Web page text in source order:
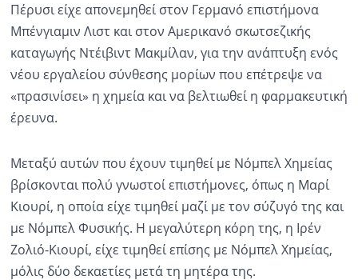
Πέρυσι είχε απονεμηθεί στον Γερμανό επιστήμονα
Μπένγιαμιν Λιστ και στον Αμερικανό σκωτσεζικής
καταγωγής Ντέιβιντ Μακμίλαν, για την ανάπτυξη ενός
νέου εργαλείου σύνθεσης μορίων που επέτρεψε να
«πρασινίσει» η χημεία και να βελτιωθεί η φαρμακευτική
έρευνα.
Μεταξύ αυτών που έχουν τιμηθεί με Νόμπελ Χημείας
βρίσκονται πολύ γνωστοί επιστήμονες, όπως η Μαρί
Κιουρί, η οποία είχε τιμηθεί μαζί με τον σύζυγό της και
με Νόμπελ Φυσικής. Η μεγαλύτερη κόρη της, η Ιρέν
Ζολιό-Κιουρί, είχε τιμηθεί επίσης με Νόμπελ Χημείας,
μόλις δύο δεκαετίες μετά τη μητέρα της.